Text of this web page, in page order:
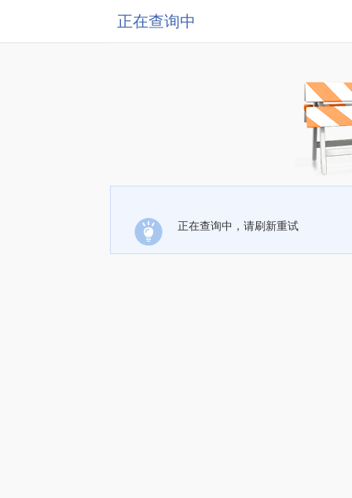
正在查询中
正在查询中，请刷新重试